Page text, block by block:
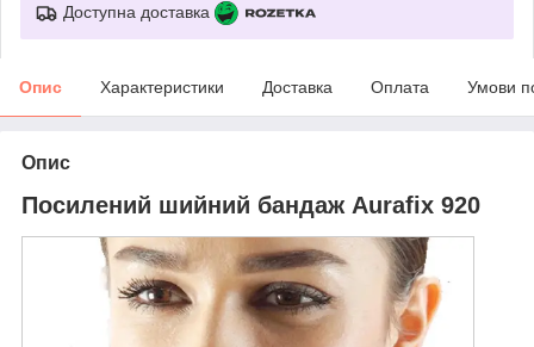
Доступна доставка
Опис Характеристики Доставка Оплата Умови
Опис
Посилений шийний бандаж Aurafix 920